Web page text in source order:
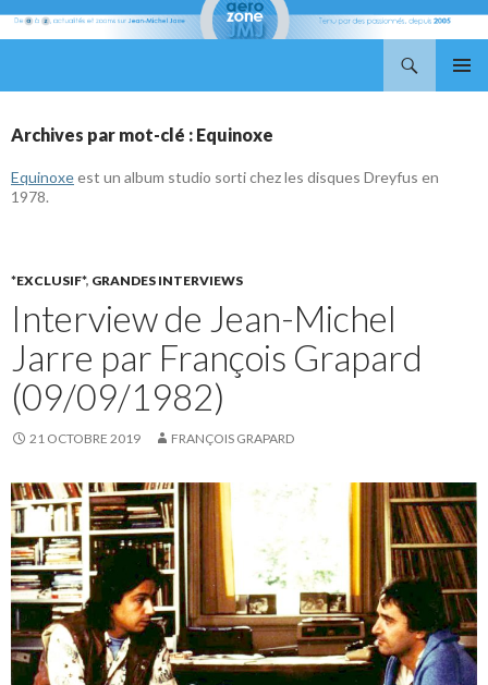
CONTENU
Archives par mot-clé : Equinoxe
Equinoxeest un album studio sorti chez les disques Dreyfus en
1978.
*EXCLUSIF*, GRANDES INTERVIEWS
Interview de Jean-Michel
Jarre par François Grapard
(09/09/1982)
21 OCTOBRE 2019 FRANÇOIS GRAPARD